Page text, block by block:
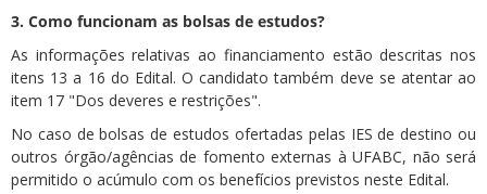
3. Como funcionam as bolsas de estudos?
As informações relativas ao financiamento estão descritas nos
itens 13 a 16 do Edital. O candidato também deve se atentar ao
item 17 "Dos deveres e restrições".
No caso de bolsas de estudos ofertadas pelas IES de destino ou
outros órgão/agências de fomento externas à UFABC, não será
permitido o acúmulo com os benefícios previstos neste Edital.